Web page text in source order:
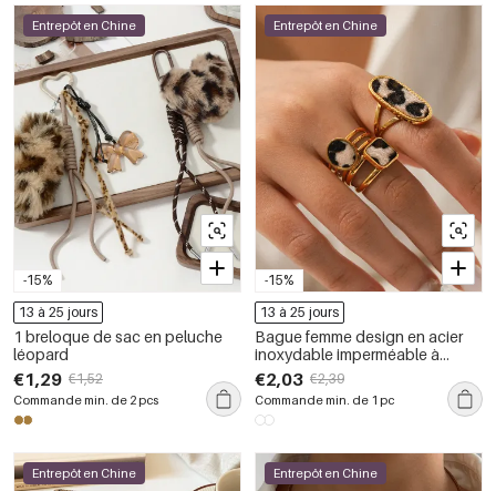
-15%
Entrepôt en Chine
13 à 25 jours
1 breloque de sac en peluche
léopard
€1,29 €1,52
Commande min. de 2 pcs
-15%
Entrepôt en Chine
13 à 25 jours
Bague femme design en acier
inoxydable imperméable à
imprimé léopard (1 pièce)
€2,03 €2,39
Commande min. de 1 pc
Entrepôt en Chine Entrepôt en Chine